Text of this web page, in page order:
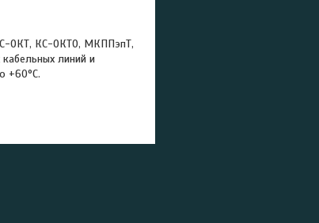
ОКТ, КС-ОКТО, МКППэпТ,
линий и
+60°С.